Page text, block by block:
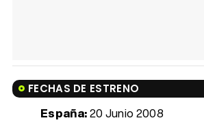
FECHAS DE ESTRENO
España:20 Junio 2008